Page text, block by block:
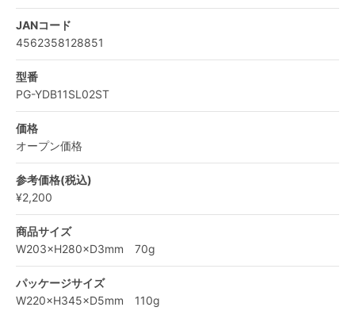
JANコード
4562358128851
型番
PG-YDB11SL02ST
価格
オープン価格
参考価格(税込)
¥2,200
商品サイズ
W203×H280×D3mm 70g
パッケージサイズ
W220×H345×D5mm 110g